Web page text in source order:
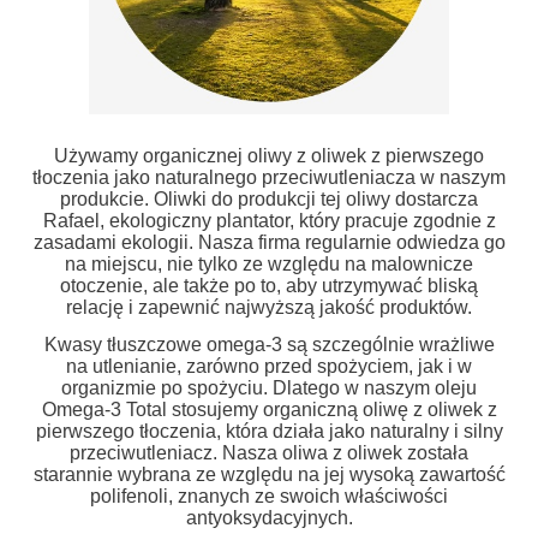
Używamy organicznej oliwy z oliwek z pierwszego
tłoczenia jako naturalnego przeciwutleniacza w naszym
produkcie. Oliwki do produkcji tej oliwy dostarcza
Rafael, ekologiczny plantator, który pracuje zgodnie z
zasadami ekologii. Nasza firma regularnie odwiedza go
na miejscu, nie tylko ze względu na malownicze
otoczenie, ale także po to, aby utrzymywać bliską
relację i zapewnić najwyższą jakość produktów.
Kwasy tłuszczowe omega-3 są szczególnie wrażliwe
na utlenianie, zarówno przed spożyciem, jak i w
organizmie po spożyciu. Dlatego w naszym oleju
Omega-3 Total stosujemy organiczną oliwę z oliwek z
pierwszego tłoczenia, która działa jako naturalny i silny
przeciwutleniacz. Nasza oliwa z oliwek została
starannie wybrana ze względu na jej wysoką zawartość
polifenoli, znanych ze swoich właściwości
antyoksydacyjnych.